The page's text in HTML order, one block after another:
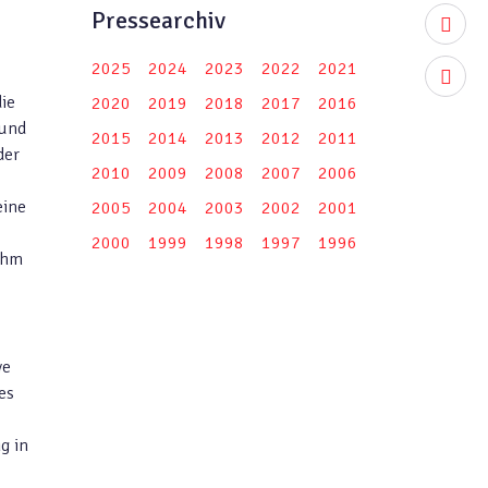
in
Pressearchiv
2025 2024 2023 2022
2021
2020
2019 2018 2017
2016
2015
2014 2013 2012
2011
2010
2009 2008 2007
2006
2005
2004 2003 2002
2001
2000
1999 1998 1997 1996